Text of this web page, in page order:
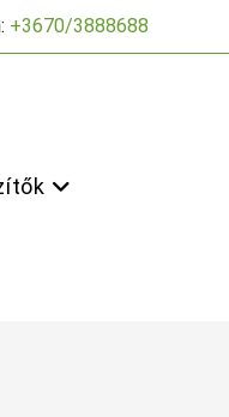
+3670/3888688